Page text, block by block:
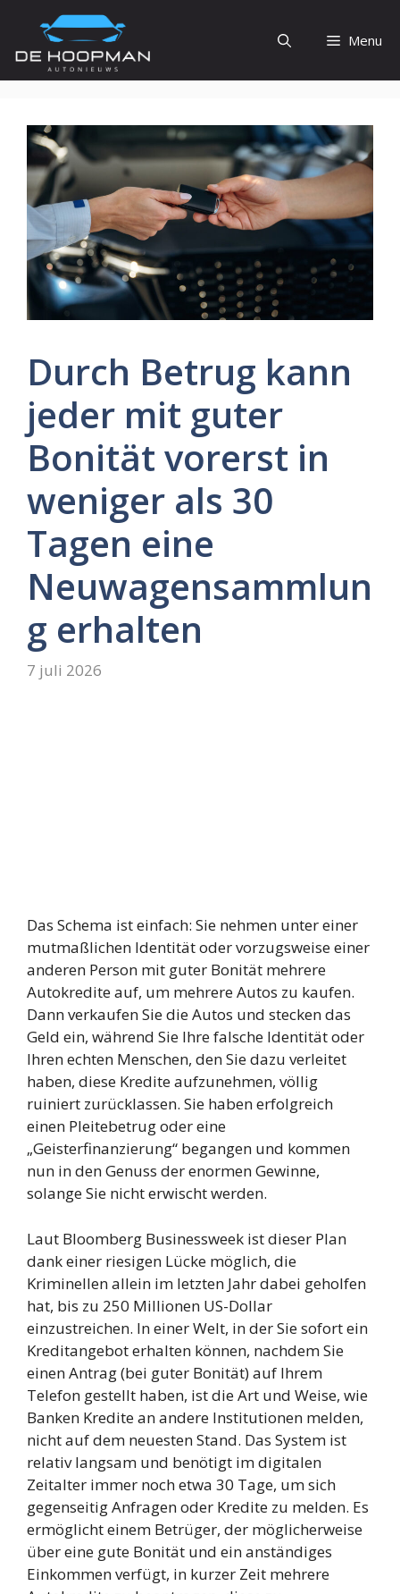
de
inhoud
Menu
Durch Betrug kann
jeder mit guter
Bonität vorerst in
weniger als 30
Tagen eine
Neuwagensammlun
g erhalten
7 juli 2026
Das Schema ist einfach: Sie nehmen unter einer
mutmaßlichen Identität oder vorzugsweise einer
anderen Person mit guter Bonität mehrere
Autokredite auf, um mehrere Autos zu kaufen.
Dann verkaufen Sie die Autos und stecken das
Geld ein, während Sie Ihre falsche Identität oder
Ihren echten Menschen, den Sie dazu verleitet
haben, diese Kredite aufzunehmen, völlig
ruiniert zurücklassen. Sie haben erfolgreich
einen Pleitebetrug oder eine
„Geisterfinanzierung“ begangen und kommen
nun in den Genuss der enormen Gewinne,
solange Sie nicht erwischt werden.
Laut Bloomberg Businessweek ist dieser Plan
dank einer riesigen Lücke möglich, die
Kriminellen allein im letzten Jahr dabei geholfen
hat, bis zu 250 Millionen US-Dollar
einzustreichen. In einer Welt, in der Sie sofort ein
Kreditangebot erhalten können, nachdem Sie
einen Antrag (bei guter Bonität) auf Ihrem
Telefon gestellt haben, ist die Art und Weise, wie
Banken Kredite an andere Institutionen melden,
nicht auf dem neuesten Stand. Das System ist
relativ langsam und benötigt im digitalen
Zeitalter immer noch etwa 30 Tage, um sich
gegenseitig Anfragen oder Kredite zu melden. Es
ermöglicht einem Betrüger, der möglicherweise
über eine gute Bonität und ein anständiges
Einkommen verfügt, in kurzer Zeit mehrere